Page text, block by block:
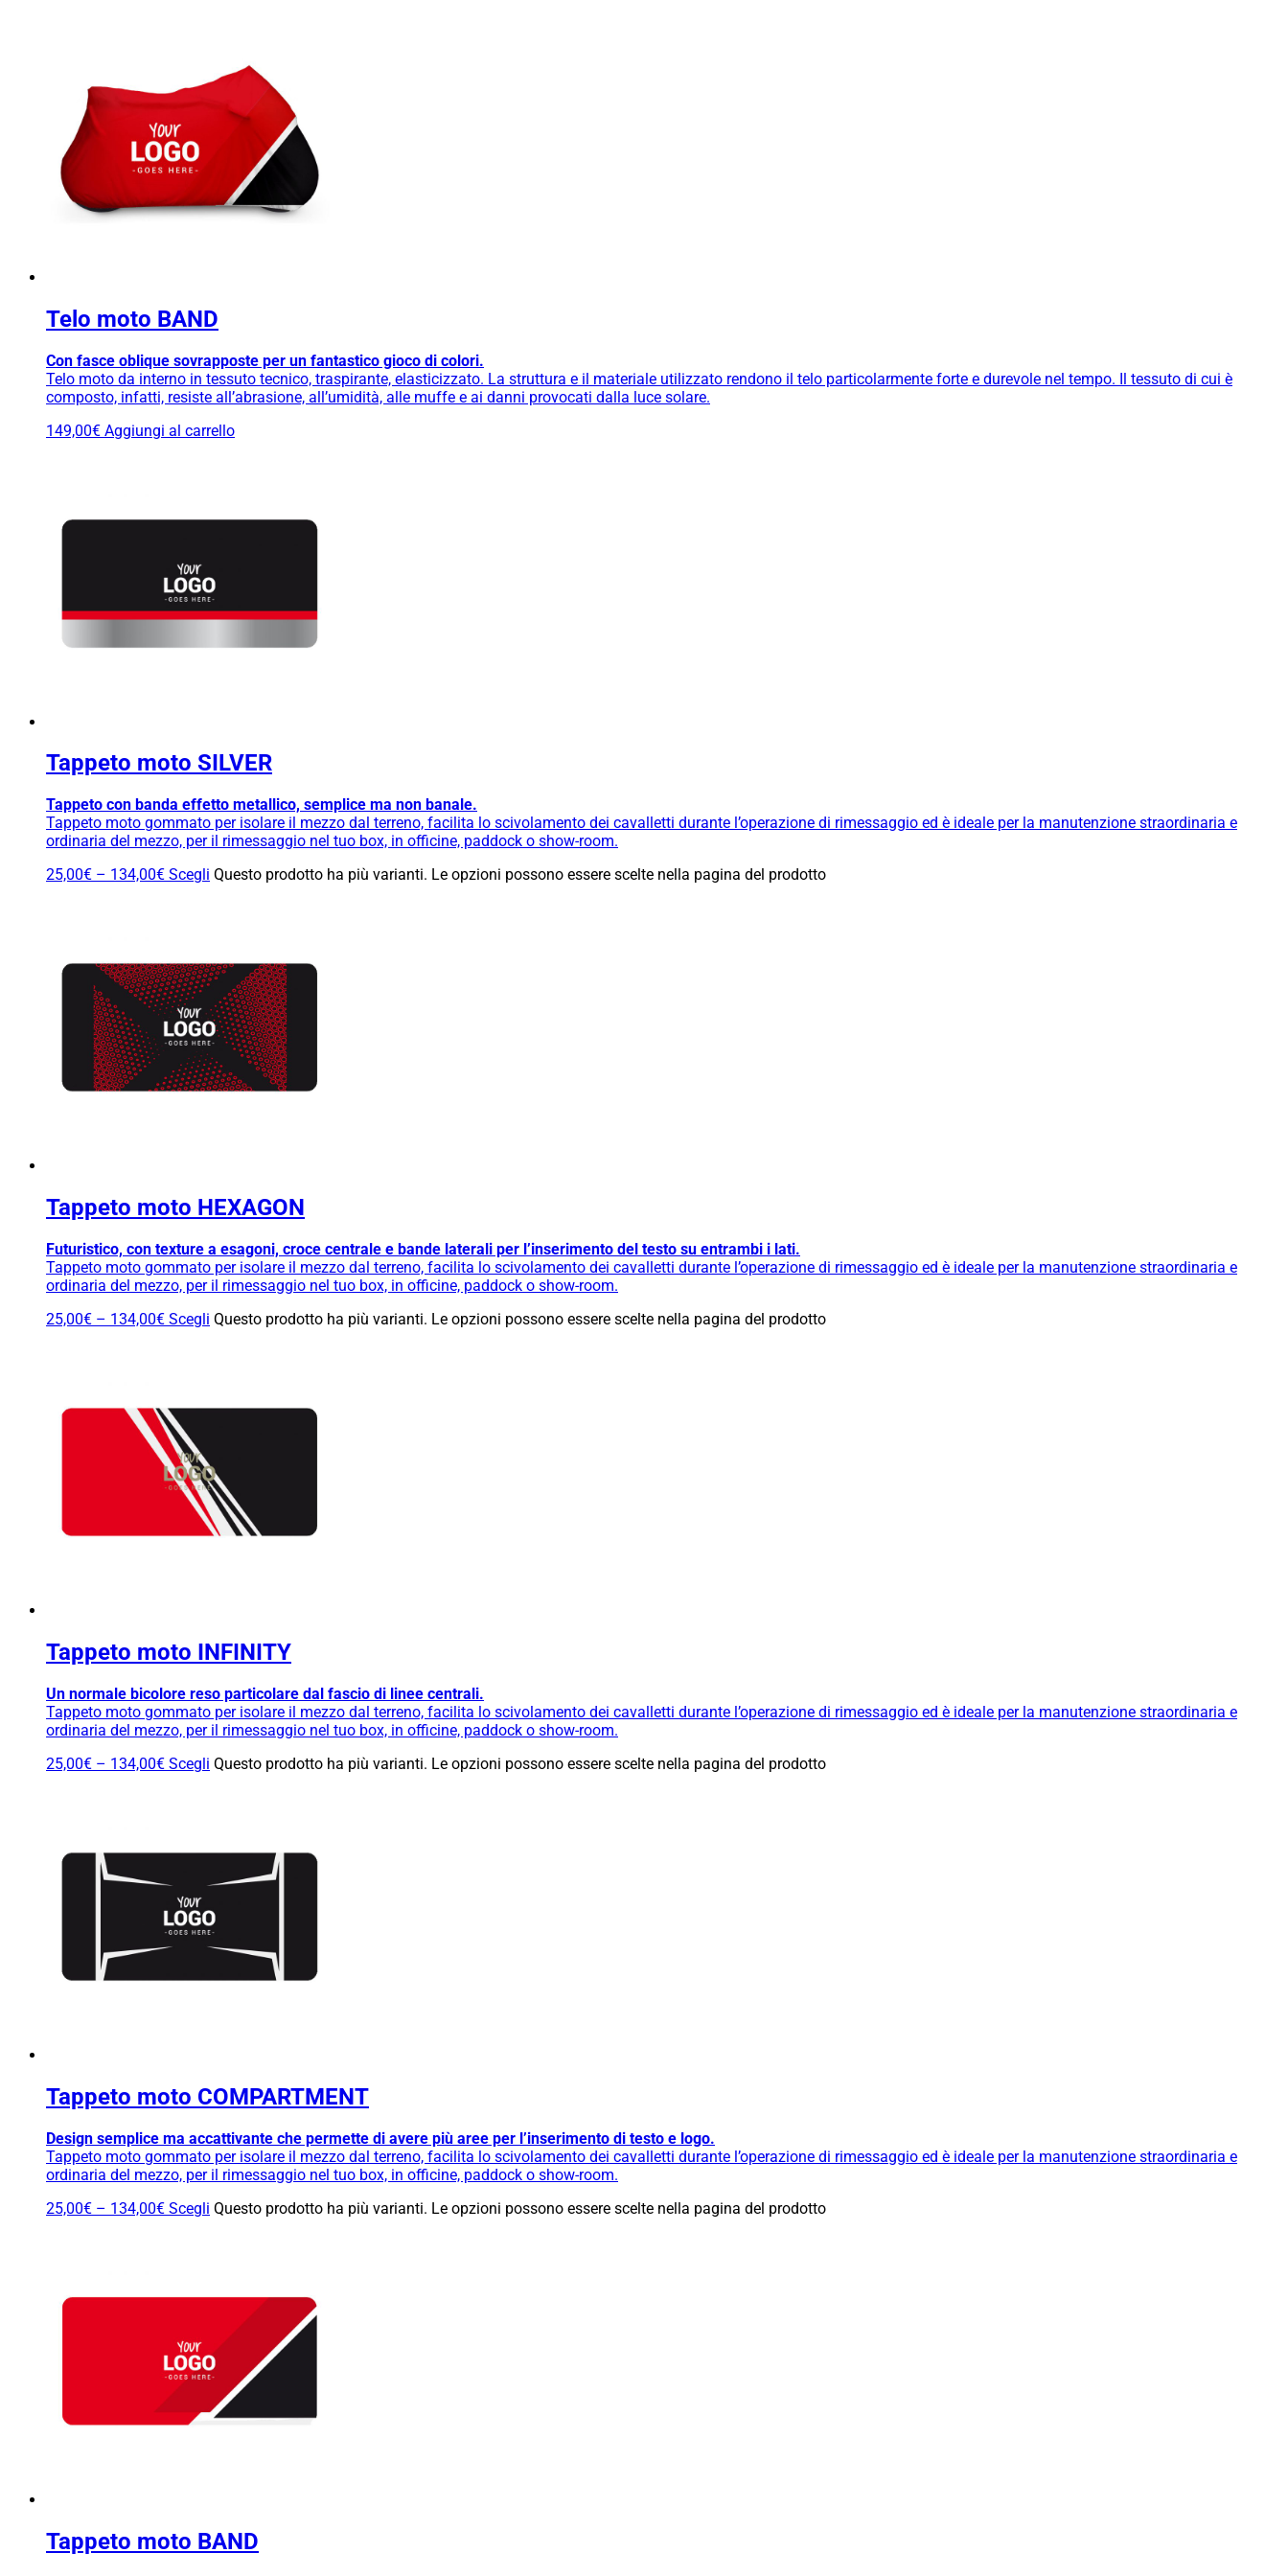
Telo moto BAND
Con fasce oblique sovrapposte per un fantastico gioco di colori.
Telo moto da interno in tessuto tecnico, traspirante, elasticizzato. La struttura e il materiale utilizzato rendono il telo particolarmente forte e durevole nel tempo. Il tessuto di cui è
composto, infatti, resiste all’abrasione, all’umidità, alle muffe e ai danni provocati dalla luce solare.
149,00€ Aggiungi al carrello
Tappeto moto SILVER
Tappeto con banda effetto metallico, semplice ma non banale.
Tappeto moto gommato per isolare il mezzo dal terreno, facilita lo scivolamento dei cavalletti durante l’operazione di rimessaggio ed è ideale per la manutenzione straordinaria e
ordinaria del mezzo, per il rimessaggio nel tuo box, in officine, paddock o show-room.
25,00€ – 134,00€ Scegli Questo prodotto ha più varianti. Le opzioni possono essere scelte nella pagina del prodotto
Tappeto moto HEXAGON
Futuristico, con texture a esagoni, croce centrale e bande laterali per l’inserimento del testo su entrambi i lati.
Tappeto moto gommato per isolare il mezzo dal terreno, facilita lo scivolamento dei cavalletti durante l’operazione di rimessaggio ed è ideale per la manutenzione straordinaria e
ordinaria del mezzo, per il rimessaggio nel tuo box, in officine, paddock o show-room.
25,00€ – 134,00€ Scegli Questo prodotto ha più varianti. Le opzioni possono essere scelte nella pagina del prodotto
Tappeto moto INFINITY
Un normale bicolore reso particolare dal fascio di linee centrali.
Tappeto moto gommato per isolare il mezzo dal terreno, facilita lo scivolamento dei cavalletti durante l’operazione di rimessaggio ed è ideale per la manutenzione straordinaria e
ordinaria del mezzo, per il rimessaggio nel tuo box, in officine, paddock o show-room.
25,00€ – 134,00€ Scegli Questo prodotto ha più varianti. Le opzioni possono essere scelte nella pagina del prodotto
Tappeto moto COMPARTMENT
Design semplice ma accattivante che permette di avere più aree per l’inserimento di testo e logo.
Tappeto moto gommato per isolare il mezzo dal terreno, facilita lo scivolamento dei cavalletti durante l’operazione di rimessaggio ed è ideale per la manutenzione straordinaria e
ordinaria del mezzo, per il rimessaggio nel tuo box, in officine, paddock o show-room.
25,00€ – 134,00€ Scegli Questo prodotto ha più varianti. Le opzioni possono essere scelte nella pagina del prodotto
Tappeto moto BAND